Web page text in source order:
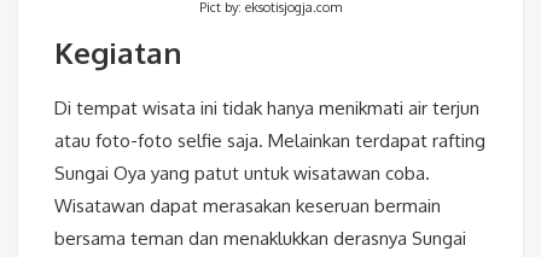
Pict by: eksotisjogja.com
Kegiatan
Di tempat wisata ini tidak hanya menikmati air terjun
atau foto-foto selfie saja. Melainkan terdapat rafting
Sungai Oya yang patut untuk wisatawan coba.
Wisatawan dapat merasakan keseruan bermain
bersama teman dan menaklukkan derasnya Sungai